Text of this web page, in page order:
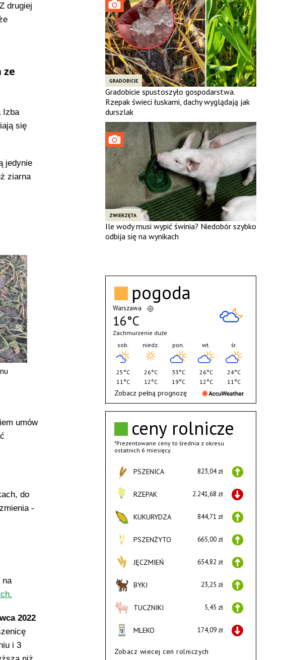
drugiej
ze
Izba
się
jedynie
ziarna
umów
do
-
na
2022
i 3
GRADOBICIE
Gradobicie spustoszyło gospodarstwa.
Rzepak świeci łuskami, dachy wyglądają jak
durszlak
ZWIERZĘTA
Ile wody musi wypić świnia? Niedobór szybko
odbija się na wynikach
ceny rolnicze
*Prezentowane ceny to średnia z okresu
ostatnich 6 miesięcy.
PSZENICA 823,04 zł
RZEPAK 2.241,68 zł
KUKURYDZA 844,71 zł
PSZENŻYTO 665,00 zł
JĘCZMIEŃ 654,82 zł
BYKI 23,25 zł
TUCZNIKI 5,45 zł
MLEKO 174,09 zł
Zobacz wiecej cen rolniczych
pogoda
Warszawa
16°C
Zachmurzenie duże
sob.
25°C
11°C
niedz.
26°C
12°C
pon.
33°C
19°C
wt.
26°C
12°C
śr.
24°C
11°C
Zobacz pełną prognozę